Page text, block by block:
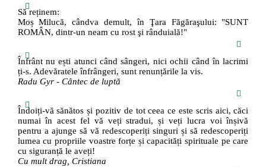
Să reținem:
Moș Milucă, cândva demult, în Ţara Făgăraşului: "SUNT
ROMÂN, dintr-un neam cu rost şi rânduială!"
Înfrânt nu ești atunci când sângeri, nici ochii când în lacrimi
ți-s. Adevăratele înfrângeri, sunt renunțările la vis.
Radu Gyr - Cântec de luptă
Îndoiți-vă sănătos și pozitiv de tot ceea ce este scris aici, căci
numai în acest fel vă veți stradui, și veți lucra voi înșivă
pentru a ajunge să vă redescoperiți singuri și să redescoperiți
lumea cu propriile voastre forțe și capacități spirituale pe care
cu siguranță le aveți!
Cu mult drag, Cristiana